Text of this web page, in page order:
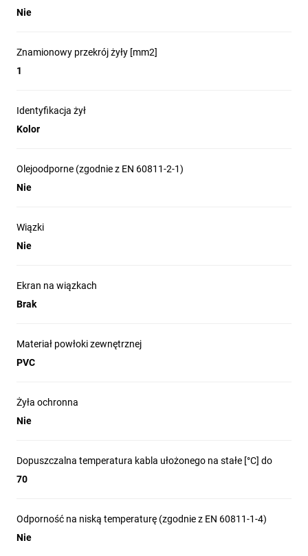
Nie
Znamionowy przekrój żyły [mm2]
1
Identyfikacja żył
Kolor
Olejoodporne (zgodnie z EN 60811-2-1)
Nie
Wiązki
Nie
Ekran na wiązkach
Brak
Materiał powłoki zewnętrznej
PVC
Żyła ochronna
Nie
Dopuszczalna temperatura kabla ułożonego na stałe [°C] do
70
Odporność na niską temperaturę (zgodnie z EN 60811-1-4)
Nie